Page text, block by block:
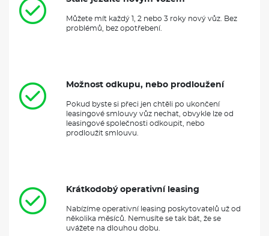
Můžete mít každý 1, 2 nebo 3 roky nový vůz. Bez
problémů, bez opotřebení.
Možnost odkupu, nebo prodloužení
Pokud byste si přeci jen chtěli po ukončení
leasingové smlouvy vůz nechat, obvykle lze od
leasingové společnosti odkoupit, nebo
prodloužit smlouvu.
Krátkodobý operativní leasing
Nabízíme operativní leasing poskytovatelů už od
několika měsíců. Nemusíte se tak bát, že se
uvážete na dlouhou dobu.